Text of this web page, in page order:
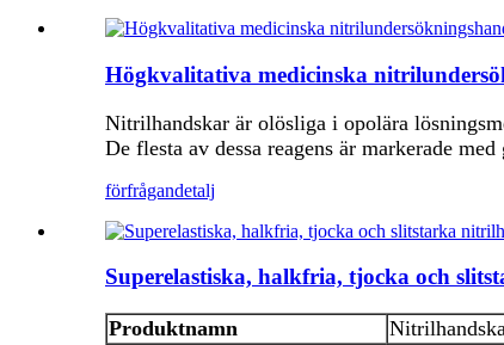
Högkvalitativa medicinska
Nitrilhandskar är olösliga i opolära
De flesta av dessa reagens är markerade
förfrågandetalj
Superelastiska, halkfria, tjocka och
Produktnamn